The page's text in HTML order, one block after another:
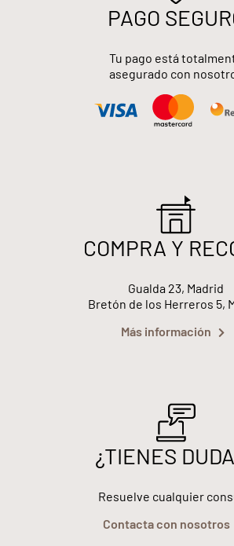
PAGO
Tu pago está
asegurado con
COMPRA Y
Gualda 23, Madrid
Bretón de los Herreros 5,
Más información
¿TIENES
Resuelve cualquier
Contacta con nosotros